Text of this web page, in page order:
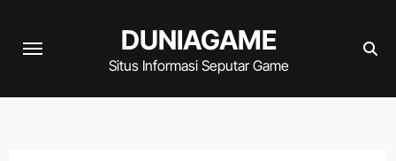
DUNIAGAME
Situs Informasi Seputar Game